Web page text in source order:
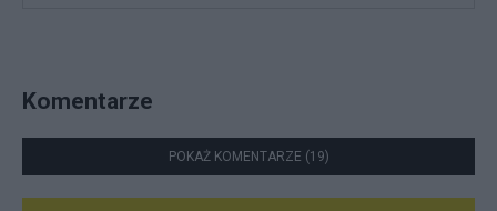
Komentarze
POKAŻ KOMENTARZE (19)